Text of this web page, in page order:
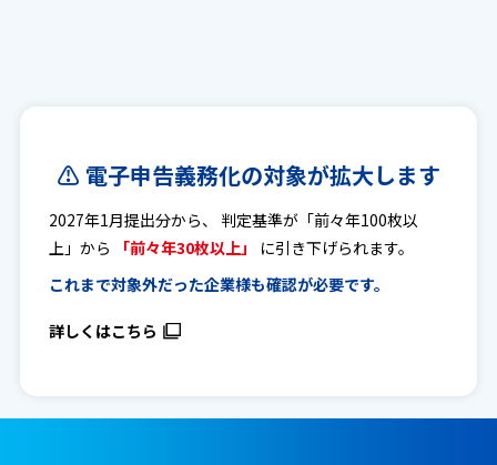
⚠ 電子申告義務化の対象が拡大します
2027年1月提出分から、 判定基準が「前々年100枚以
上」から
「前々年30枚以上」
に引き下げられます。
これまで対象外だった企業様も確認が必要です。
詳しくはこちら